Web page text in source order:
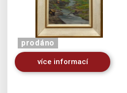
prodáno
více informací